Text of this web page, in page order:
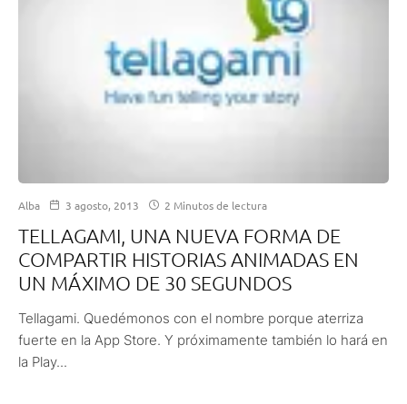
Alba 3 agosto, 2013 2 Minutos de lectura
TELLAGAMI, UNA NUEVA FORMA DE
COMPARTIR HISTORIAS ANIMADAS EN
UN MÁXIMO DE 30 SEGUNDOS
Tellagami. Quedémonos con el nombre porque aterriza
fuerte en la App Store. Y próximamente también lo hará en
la Play...